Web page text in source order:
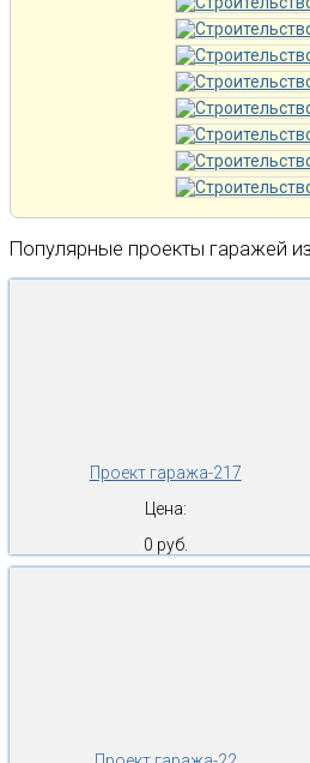
Популярные проекты гаражей
Проект гаража-217
Цена:
0 руб.